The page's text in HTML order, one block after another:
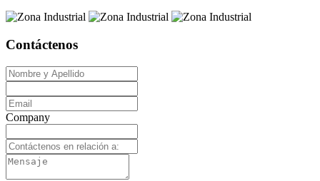
Contáctenos
Company